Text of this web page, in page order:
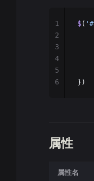
$(
})
1
2
3
4
5
6
属性
属性名